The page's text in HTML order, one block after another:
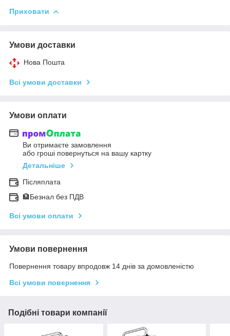
Приховати
Умови доставки
Нова Пошта
Всі умови доставки
Умови оплати
Ви отримаєте замовлення
або гроші повернуться на вашу картку
Детальніше
Післяплата
🏦Безнал без ПДВ
Всі умови оплати
Умови повернення
Повернення товару впродовж 14 днів за домовленістю
Всі умови повернення
Подібні товари компанії